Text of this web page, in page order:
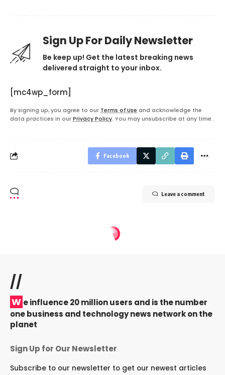
Sign Up For Daily Newsletter
Be keep up! Get the latest breaking news
delivered straight to your inbox.
[mc4wp_form]
By signing up, you agree to our Terms of Use and acknowledge the
data practices in our Privacy Policy. You may unsubscribe at any time.
Facebook
Leave a comment
//
W e influence 20 million users and is the number
one business and technology news network on the
planet
Sign Up for Our Newsletter
Subscribe to our newsletter to get our newest articles